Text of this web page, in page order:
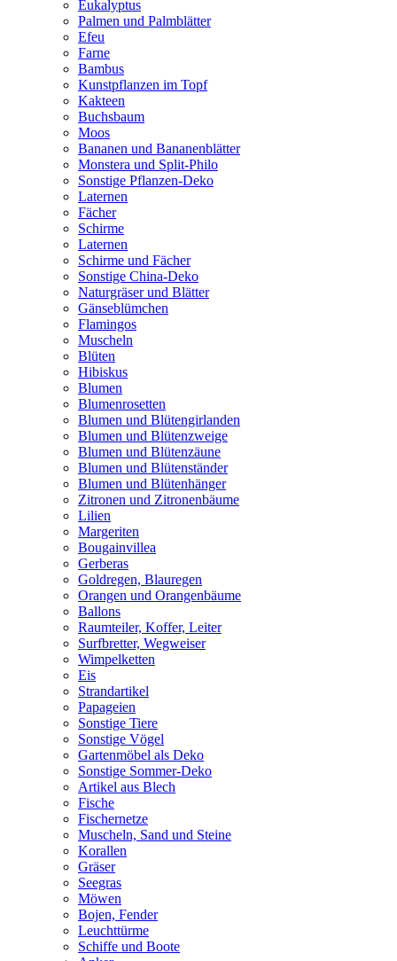
Eukalyptus
Palmen und Palmblätter
Efeu
Farne
Bambus
Kunstpflanzen im Topf
Kakteen
Buchsbaum
Moos
Bananen und Bananenblätter
Monstera und Split-Philo
Sonstige Pflanzen-Deko
Laternen
Fächer
Schirme
Laternen
Schirme und Fächer
Sonstige China-Deko
Naturgräser und Blätter
Gänseblümchen
Flamingos
Muscheln
Blüten
Hibiskus
Blumen
Blumenrosetten
Blumen und Blütengirlanden
Blumen und Blütenzweige
Blumen und Blütenzäune
Blumen und Blütenständer
Blumen und Blütenhänger
Zitronen und Zitronenbäume
Lilien
Margeriten
Bougainvillea
Gerberas
Goldregen, Blauregen
Orangen und Orangenbäume
Ballons
Raumteiler, Koffer, Leiter
Surfbretter, Wegweiser
Wimpelketten
Eis
Strandartikel
Papageien
Sonstige Tiere
Sonstige Vögel
Gartenmöbel als Deko
Sonstige Sommer-Deko
Artikel aus Blech
Fische
Fischernetze
Muscheln, Sand und Steine
Korallen
Gräser
Seegras
Möwen
Bojen, Fender
Leuchttürme
Schiffe und Boote